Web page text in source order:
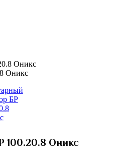
Оникс
100.20.8 Оникс